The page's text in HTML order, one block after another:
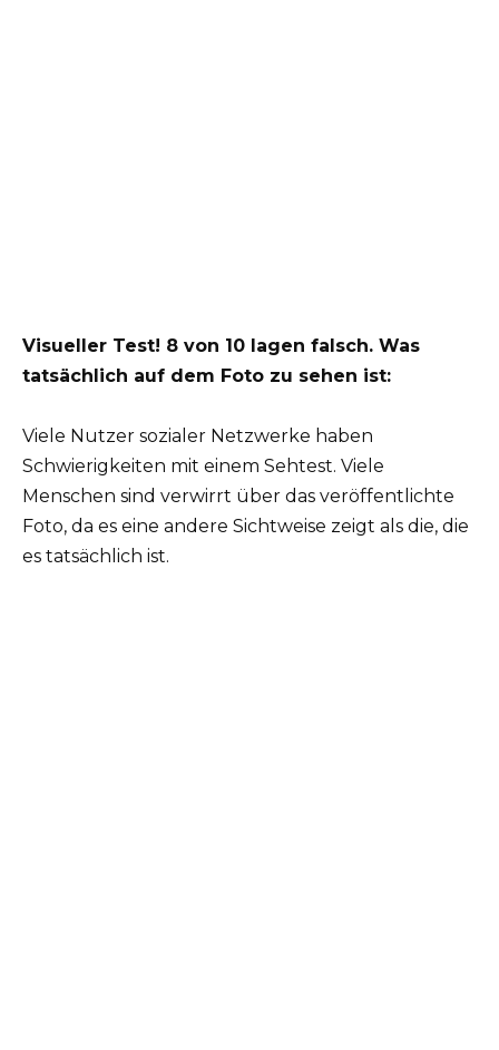
Visueller Test! 8 von 10 lagen falsch. Was
tatsächlich auf dem Foto zu sehen ist:
Viele Nutzer sozialer Netzwerke haben
Schwierigkeiten mit einem Sehtest. Viele
Menschen sind verwirrt über das veröffentlichte
Foto, da es eine andere Sichtweise zeigt als die, die
es tatsächlich ist.